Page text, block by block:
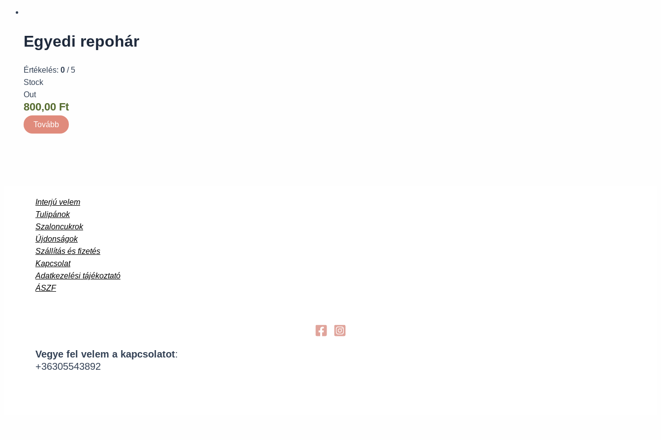
Egyedi repohár
Értékelés: 0 / 5
Stock
Out
800,00 Ft
Tovább
Interjú velem
Tulipánok
Szaloncukrok
Újdonságok
Szállítás és fizetés
Kapcsolat
Adatkezelési tájékoztató
ÁSZF
Vegye fel velem a kapcsolatot:
+36305543892